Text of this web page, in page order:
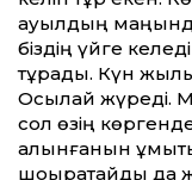
ауылдың
біздің үйге
тұрады. Күн
Осылай жүреді.
сол өзің
алынғанын
шоқырақтайды да